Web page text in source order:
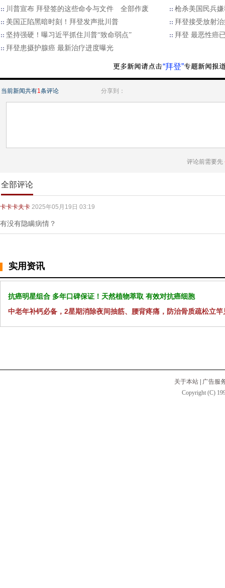
川普宣布 拜登签的这些命令与文件 全部作废
枪杀美国民兵
美国正陷黑暗时刻！拜登发声批川普
拜登接受放射
坚持强硬！曝习近平抓住川普“致命弱点”
拜登 最恶性癌
拜登患摄护腺癌 最新治疗进度曝光
“拜登”
当前新闻共有1条评论 分享到：
评论前需要先
全部评论
卡卡卡夫卡 2025年05月19日 03:19
有没有隐瞒病情？
实用资讯
抗癌明星组合 多年口碑保证！天然植物萃取 有效对抗癌细胞
中老年补钙必备，2星期消除夜间抽筋、腰背疼痛，防治骨质疏松立竿
关于本站
广告服
Copyright (C)